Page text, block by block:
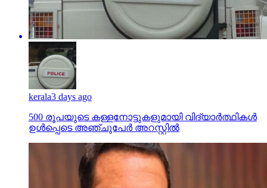
kerala3 days ago
500 രൂപയുടെ കള്ളനോട്ടുകളുമായി വിദ്യാര്‍ത്ഥികള്‍
ഉള്‍പ്പെടെ അഞ്ചുപേര്‍ അറസ്റ്റില്‍